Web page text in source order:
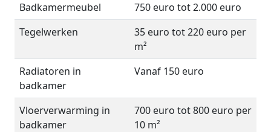
Badkamermeubel
750 euro tot 2.000 euro
Tegelwerken
35 euro tot 220 euro per
m²
Radiatoren in
badkamer
Vanaf 150 euro
Vloerverwarming in
badkamer
700 euro tot 800 euro per
10 m²